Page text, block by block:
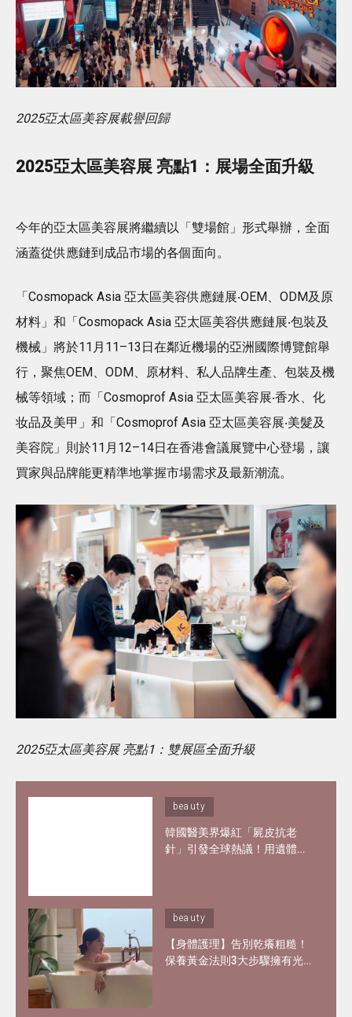
2025亞太區美容展載譽回歸
2025亞太區美容展 亮點1：展場全面升級
今年的亞太區美容展將繼續以「雙場館」形式舉辦，全面
涵蓋從供應鏈到成品市場的各個面向。
「Cosmopack Asia 亞太區美容供應鏈展‧OEM、ODM及原
材料」和「Cosmopack Asia 亞太區美容供應鏈展‧包裝及
機械」將於11月11–13日在鄰近機場的亞洲國際博覽館舉
行，聚焦OEM、ODM、原材料、私人品牌生產、包裝及機
械等領域；而「Cosmoprof Asia 亞太區美容展‧香水、化
妆品及美甲」和「Cosmoprof Asia 亞太區美容展‧美髮及
美容院」則於11月12–14日在香港會議展覽中心登場，讓
買家與品牌能更精準地掌握市場需求及最新潮流。
2025亞太區美容展 亮點1：雙展區全面升級
beauty
韓國醫美界爆紅「屍皮抗老
針」引發全球熱議！用遺體皮
beauty
【身體護理】告別乾癢粗糙！
保養黃金法則3大步驟擁有光